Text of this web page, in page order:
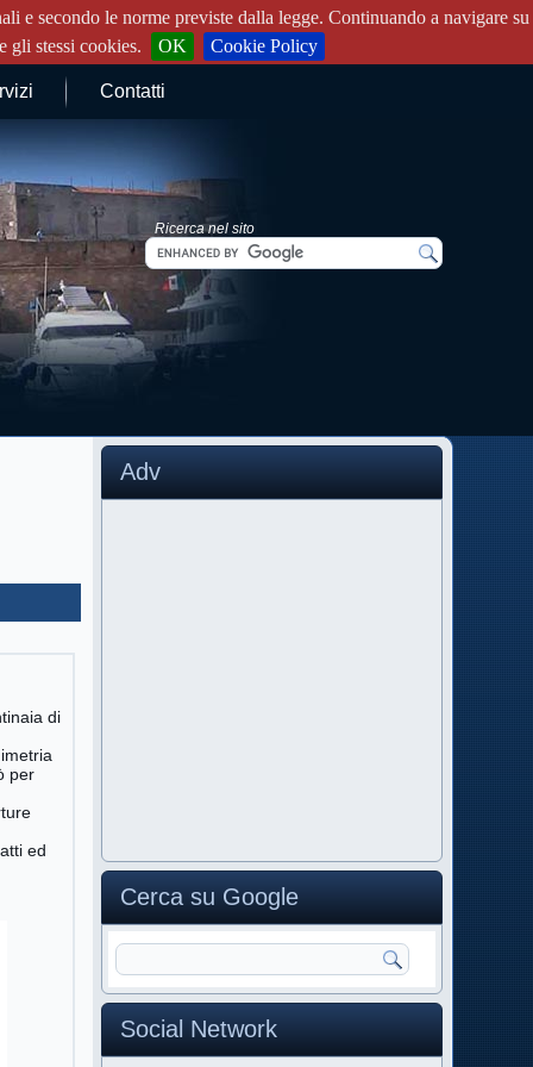
e secondo le norme previste dalla legge. Continuando a navigare su
gli stessi cookies.
OK Cookie Policy
Contatti
Ricerca nel sito
di
per
ed
Adv
Cerca su Google
Social Network